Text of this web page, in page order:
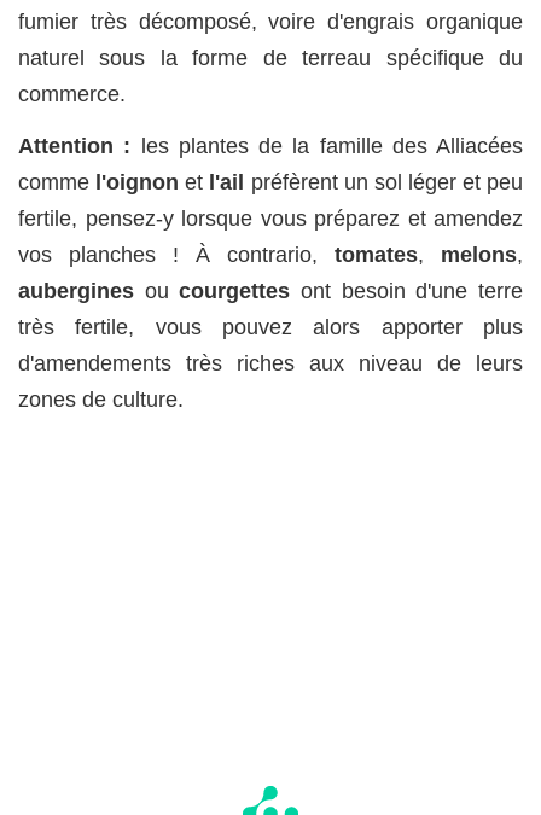
fumier très décomposé, voire d'engrais organique
naturel sous la forme de terreau spécifique du
commerce.
Attention : les plantes de la famille des Alliacées
comme l'oignonet l'ail préfèrent un sol léger et peu
fertile, pensez-y lorsque vous préparez et amendez
vos planches
! À contrario, tomates, melons,
aubergines oucourgettesont besoin d'une terre
très fertile, vous pouvez alors apporter plus
d'amendements très riches aux niveau de leurs
zones de culture.